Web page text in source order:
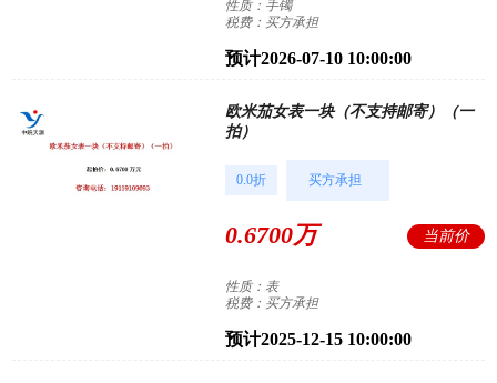
性质：手镯
税费：买方承担
预计2026-07-10 10:00:00
欧米茄女表一块（不支持邮寄）（一
拍）
0.0折 买方承担
0.6700万 当前价
性质：表
税费：买方承担
预计2025-12-15 10:00:00